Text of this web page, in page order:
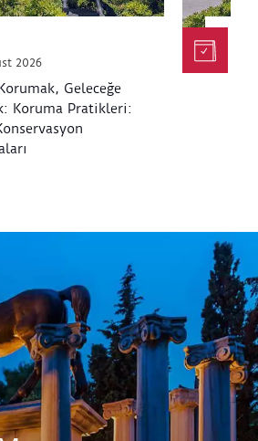
2026
Geleceğe
Koruma Pratikleri: